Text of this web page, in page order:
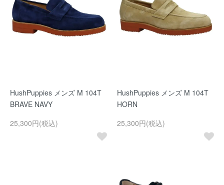
HushPuppies メンズ M 104T
BRAVE NAVY
25,300円(税込)
HushPuppies メンズ M 104T
HORN
25,300円(税込)